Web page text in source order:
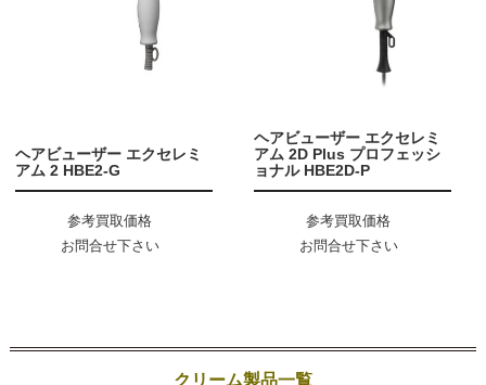
ヘアビューザー エクセレミ
アム 2 HBE2-G
参考買取価格
お問合せ下さい
ヘアビューザー エクセレミ
アム 2D Plus プロフェッシ
ョナル HBE2D-P
参考買取価格
お問合せ下さい
クリーム製品一覧